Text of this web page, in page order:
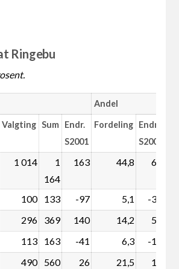
Ringebu
Andel
Valgting Sum Endr.
S2001
Fordeling Endr.
S2001
1 014
1
164
163 44,8 6,6
100 133 -97 5,1 -3,7
296 369 140 14,2 5,5
113 163 -41 6,3 -1,5
490 560 26 21,5 1,2